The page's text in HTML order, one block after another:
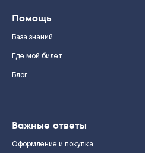
Помощь
База знаний
Где мой билет
Блог
Важные ответы
Оформление и покупка